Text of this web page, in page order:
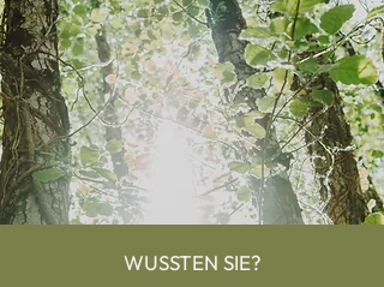
WUSSTEN SIE?